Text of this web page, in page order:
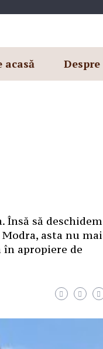
acasă Despre
Însă să deschidem
asta nu mai
în apropiere de